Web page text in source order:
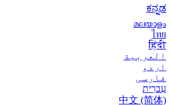
ಕನ್ನಡ
മലയാളം
ไทย
हिंदी
العربية
اردو
فارسی
עִברִית
中文 (简体)